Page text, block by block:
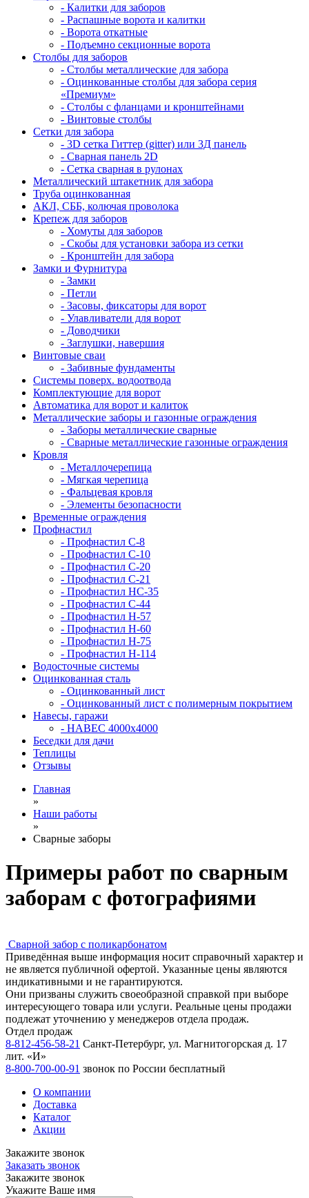
- Калитки для заборов
- Распашные ворота и калитки
- Ворота откатные
- Подъемно секционные ворота
Столбы для заборов
- Столбы металлические для забора
- Оцинкованные столбы для забора серия
«Премиум»
- Столбы с фланцами и кронштейнами
- Винтовые столбы
Сетки для забора
- 3D сетка Гиттер (gitter) или 3Д панель
- Сварная панель 2D
- Сетка сварная в рулонах
Металлический штакетник для забора
Труба оцинкованная
АКЛ, СББ, колючая проволока
Крепеж для заборов
- Хомуты для заборов
- Скобы для установки забора из сетки
- Кронштейн для забора
Замки и Фурнитура
- Замки
- Петли
- Засовы, фиксаторы для ворот
- Улавливатели для ворот
- Доводчики
- Заглушки, навершия
Винтовые сваи
- Забивные фундаменты
Системы поверх. водоотвода
Комплектующие для ворот
Автоматика для ворот и калиток
Металлические заборы и газонные ограждения
- Заборы металлические сварные
- Сварные металлические газонные ограждения
Кровля
- Металлочерепица
- Мягкая черепица
- Фальцевая кровля
- Элементы безопасности
Временные ограждения
Профнастил
- Профнастил С-8
- Профнастил С-10
- Профнастил С-20
- Профнастил С-21
- Профнастил НС-35
- Профнастил С-44
- Профнастил Н-57
- Профнастил Н-60
- Профнастил Н-75
- Профнастил Н-114
Водосточные системы
Оцинкованная сталь
- Оцинкованный лист
- Оцинкованный лист с полимерным покрытием
Навесы, гаражи
- НАВЕС 4000х4000
Беседки для дачи
Теплицы
Отзывы
Главная
»
Наши работы
»
Сварные заборы
Примеры работ по сварным
заборам с фотографиями
Сварной забор с поликарбонатом
Приведённая выше информация носит справочный характер и
не является публичной офертой. Указанные цены являются
индикативными и не гарантируются.
Они призваны служить своеобразной справкой при выборе
интересующего товара или услуги. Реальные цены продажи
подлежат уточнению у менеджеров отдела продаж.
Отдел продаж
8-812-456-58-21 Санкт-Петербург, ул. Магнитогорская д. 17
лит. «И»
8-800-700-00-91 звонок по России бесплатный
О компании
Доставка
Каталог
Акции
Закажите звонок
Заказать звонок
Закажите звонок
Укажите Ваше имя